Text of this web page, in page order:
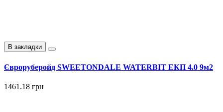
В закладки
Євроруберойд SWEETONDALE WATERBIT ЕКП 4.0 9м2
1461.18 грн